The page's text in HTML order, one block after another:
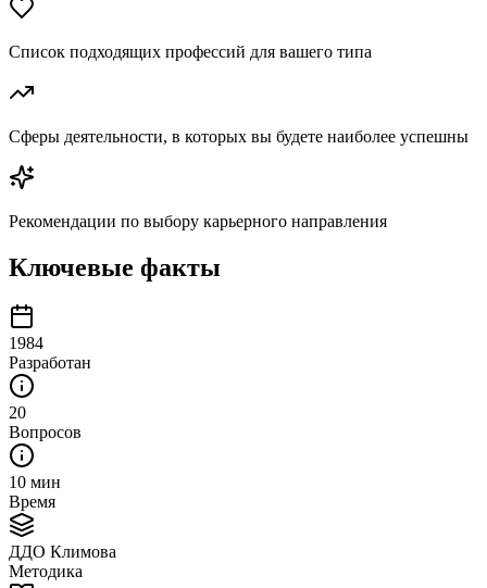
Список подходящих профессий для вашего типа
Сферы деятельности, в которых вы будете наиболее успешны
Рекомендации по выбору карьерного направления
Ключевые факты
1984
Разработан
20
Вопросов
10 мин
Время
ДДО Климова
Методика